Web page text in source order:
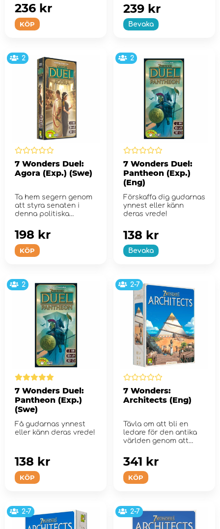
byggnader oc...
KÖP
236 kr
Wonders Duel!
Bevaka
239 kr
2
7 Wonders Duel:
Agora (Exp.) (Swe)
Ta hem segern genom
att styra senaten i
denna politiska
Wonders Duel!
KÖP
198 kr
2
7 Wonders Duel:
Pantheon (Exp.)
(Eng)
Förskaffa dig gudarnas
ynnest eller känn
deras vrede!
Bevaka
138 kr
2
7 Wonders Duel:
Pantheon (Exp.)
(Swe)
Få gudarnas ynnest
eller känn deras vrede!
KÖP
138 kr
2-7
7 Wonders:
Architects (Eng)
Tävla om att bli en
ledare för den antika
världen genom att
KÖP
341 kr
2-7 2-7